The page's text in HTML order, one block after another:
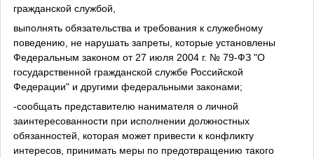
гражданской службой,
выполнять обязательства и требования к служебному
поведению, не нарушать запреты, которые установлены
Федеральным законом от 27 июля 2004 г. № 79-ФЗ "О
государственной гражданской службе Российской
Федерации" и другими федеральными законами;
-сообщать представителю нанимателя о личной
заинтересованности при исполнении должностных
обязанностей, которая может привести к конфликту
интересов, принимать меры по предотвращению такого